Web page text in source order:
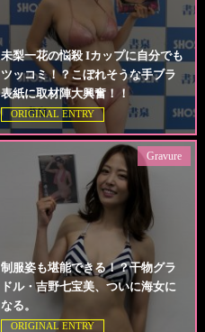
未梨一花の悩殺 Iカップに自分でも
ツッコミ！？こぼれそうな手ブラ
表紙に取材陣大興奮！！
ORIGINAL ENTRY
制服姿も堪能できる！？干物グラ
ドル・吉野七宝美、ついに海女に
なる。
ORIGINAL ENTRY
Gravure